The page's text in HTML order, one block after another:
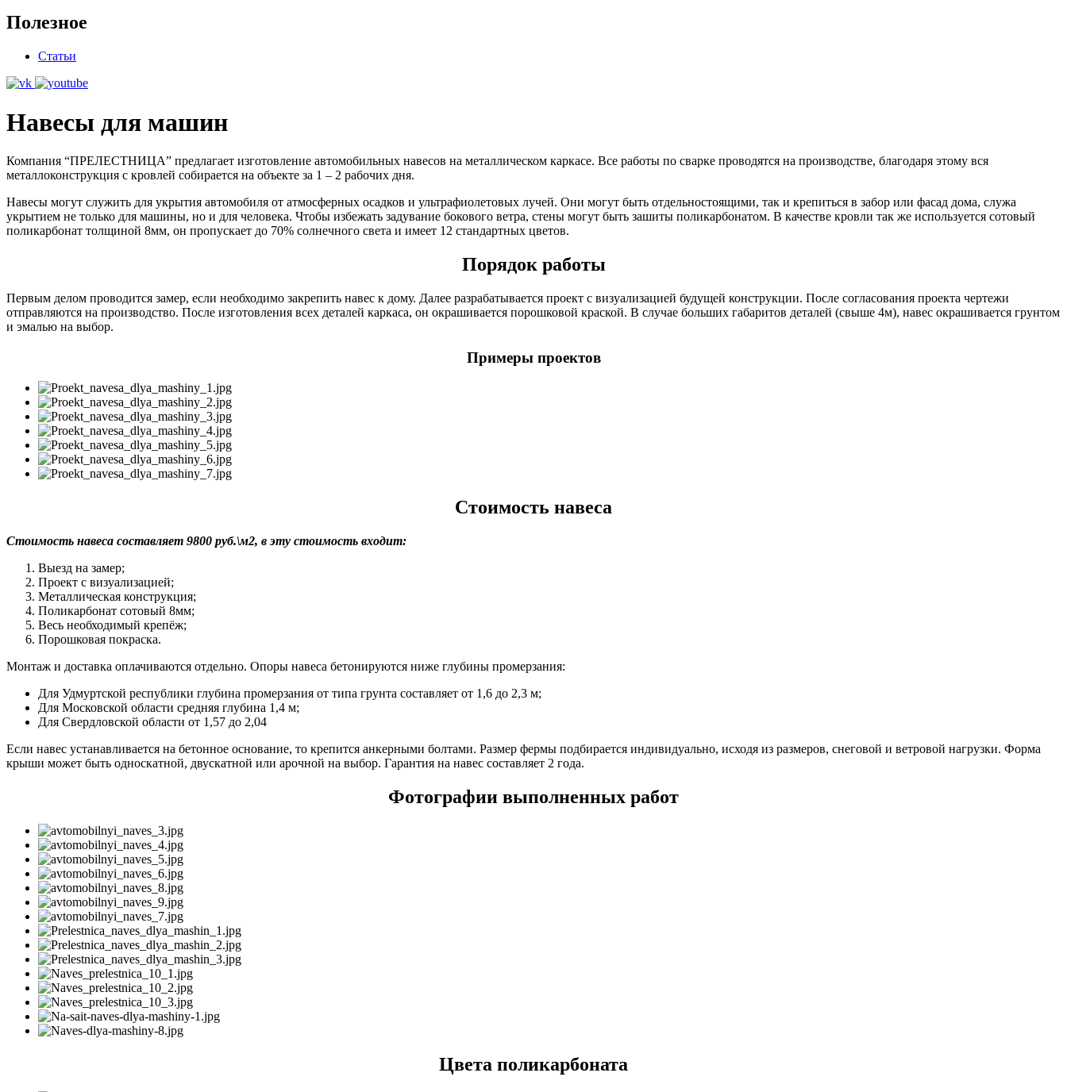
Полезное
Статьи
Навесы для машин
Компания “ПРЕЛЕСТНИЦА” предлагает изготовление автомобильных навесов на металлическом каркасе. Все работы по сварке проводятся на производстве, благодаря этому вся
металлоконструкция с кровлей собирается на объекте за 1 – 2 рабочих дня.
Навесы могут служить для укрытия автомобиля от атмосферных осадков и ультрафиолетовых лучей. Они могут быть отдельностоящими, так и крепиться в забор или фасад дома, служа
укрытием не только для машины, но и для человека. Чтобы избежать задувание бокового ветра, стены могут быть зашиты поликарбонатом. В качестве кровли так же используется сотовый
поликарбонат толщиной 8мм, он пропускает до 70% солнечного света и имеет 12 стандартных цветов.
Порядок работы
Первым делом проводится замер, если необходимо закрепить навес к дому. Далее разрабатывается проект с визуализацией будущей конструкции. После согласования проекта чертежи
отправляются на производство. После изготовления всех деталей каркаса, он окрашивается порошковой краской. В случае больших габаритов деталей (свыше 4м), навес окрашивается грунтом
и эмалью на выбор.
Примеры проектов
Стоимость навеса
Стоимость навеса составляет 9800 руб.\м2, в эту стоимость входит:
Выезд на замер;
Проект с визуализацией;
Металлическая конструкция;
Поликарбонат сотовый 8мм;
Весь необходимый крепёж;
Порошковая покраска.
Монтаж и доставка оплачиваются отдельно. Опоры навеса бетонируются ниже глубины промерзания:
Для Удмуртской республики глубина промерзания от типа грунта составляет от 1,6 до 2,3 м;
Для Московской области средняя глубина 1,4 м;
Для Свердловской области от 1,57 до 2,04
Если навес устанавливается на бетонное основание, то крепится анкерными болтами. Размер фермы подбирается индивидуально, исходя из размеров, снеговой и ветровой нагрузки. Форма
крыши может быть односкатной, двускатной или арочной на выбор. Гарантия на навес составляет 2 года.
Фотографии выполненных работ
Цвета поликарбоната